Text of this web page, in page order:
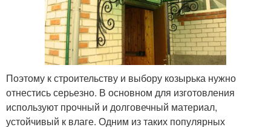
Поэтому к строительству и выбору козырька нужно
отнестись серьезно. В основном для изготовления
используют прочный и долговечный материал,
устойчивый к влаге. Одним из таких популярных